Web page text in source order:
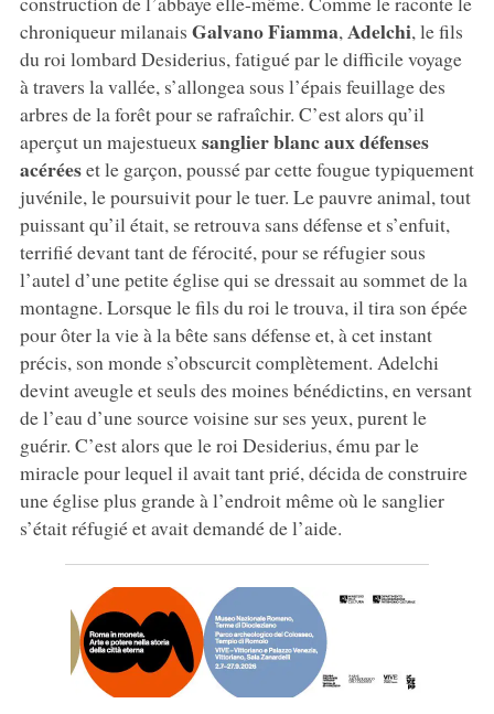
chroniqueur milanais Galvano Fiamma, Adelchi, le fils
du roi lombard Desiderius, fatigué par le difficile voyage
à travers la vallée, s’allongea sous l’épais feuillage des
arbres de la forêt pour se rafraîchir. C’est alors qu’il
aperçut un majestueux sanglier blanc aux défenses
acéréeset le garçon, poussé par cette fougue typiquement
juvénile, le poursuivit pour le tuer. Le pauvre animal, tout
puissant qu’il était, se retrouva sans défense et s’enfuit,
terrifié devant tant de férocité, pour se réfugier sous
l’autel d’une petite église qui se dressait au sommet de la
montagne. Lorsque le fils du roi le trouva, il tira son épée
pour ôter la vie à la bête sans défense et, à cet instant
précis, son monde s’obscurcit complètement. Adelchi
devint aveugle et seuls des moines bénédictins, en versant
de l’eau d’une source voisine sur ses yeux, purent le
guérir. C’est alors que le roi Desiderius, ému par le
miracle pour lequel il avait tant prié, décida de construire
une église plus grande à l’endroit même où le sanglier
s’était réfugié et avait demandé de l’aide.